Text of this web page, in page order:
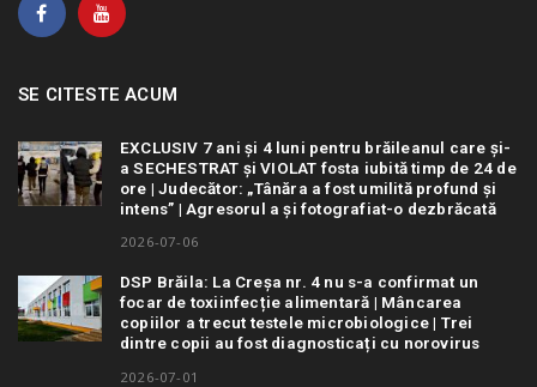
SE CITESTE ACUM
EXCLUSIV 7 ani și 4 luni pentru brăileanul care și-
a SECHESTRAT și VIOLAT fosta iubită timp de 24 de
ore | Judecător: „Tânăra a fost umilită profund și
intens” | Agresorul a și fotografiat-o dezbrăcată
2026-07-06
DSP Brăila: La Creșa nr. 4 nu s-a confirmat un
focar de toxiinfecție alimentară | Mâncarea
copiilor a trecut testele microbiologice | Trei
dintre copii au fost diagnosticați cu norovirus
2026-07-01